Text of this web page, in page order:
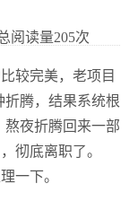
阅读量205次
较完美，老项目
折腾，结果系统根
熬夜折腾回来一部
彻底离职了。
一下。